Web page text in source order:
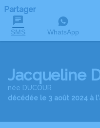
Partager
SMS WhatsApp
Jacqueline
née DUCOUR
décédée le 3 août 2024 à